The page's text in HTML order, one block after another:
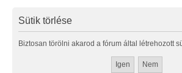
Sütik törlése
Biztosan törölni akarod a fórum által létrehozott